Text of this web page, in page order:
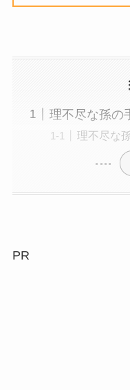
理不尽な孫の
理不尽な
PR